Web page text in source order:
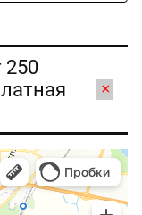
250
×